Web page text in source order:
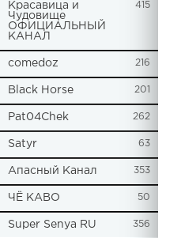
Красавица и
Чудовище
ОФИЦИАЛЬНЫЙ
КАНАЛ
415
comedoz 216
Black Horse 201
Pat04Chek 262
Satyr 63
Апасный Канал 353
ЧЁ КАВО 50
Super Senya RU 356